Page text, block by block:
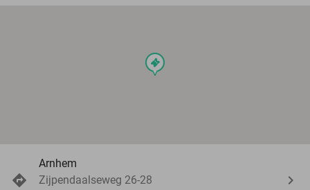
events
Arnhem
Zijpendaalseweg 26-28